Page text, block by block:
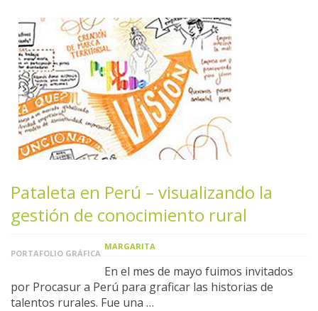
Pataleta en Perú – visualizando la
gestión de conocimiento rural
PORTAFOLIO GRÁFICA
MARGARITA
En el mes de mayo fuimos invitados
por Procasur a Perú para graficar las historias de
talentos rurales. Fue una …